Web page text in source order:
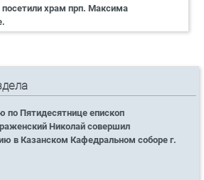
храм прп. Максима
по Пятидесятнице епископ
Николай совершил
в Казанском Кафедральном соборе г.